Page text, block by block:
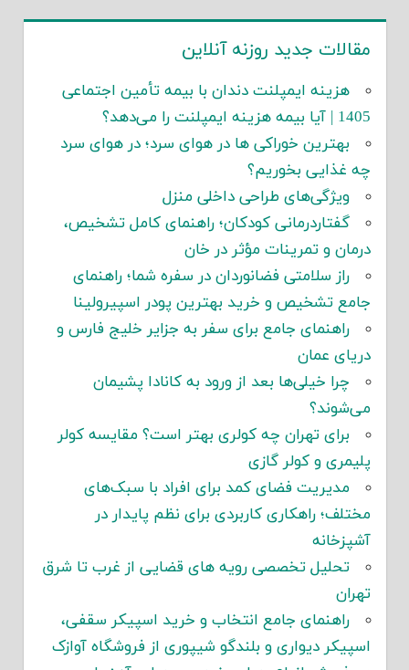
مقالات جدید روزنه آنلاین
هزینه ایمپلنت دندان با بیمه تأمین اجتماعی
1405 | آیا بیمه هزینه ایمپلنت را می‌دهد؟
بهترین خوراکی ها در هوای سرد؛ در هوای سرد
چه غذایی بخوریم؟
ویژگی‌های طراحی داخلی منزل
گفتاردرمانی کودکان؛ راهنمای کامل تشخیص،
درمان و تمرینات مؤثر در خان
راز سلامتی فضانوردان در سفره شما؛ راهنمای
جامع تشخیص و خرید بهترین پودر اسپیرولینا
راهنمای جامع برای سفر به جزایر خلیج فارس و
دریای عمان
چرا خیلی‌ها بعد از ورود به کانادا پشیمان
می‌شوند؟
برای تهران چه کولری بهتر است؟ مقایسه کولر
پلیمری و کولر گازی
مدیریت فضای کمد برای افراد با سبک‌های
مختلف؛ راهکاری کاربردی برای نظم پایدار در
آشپزخانه
تحلیل تخصصی رویه های قضایی از غرب تا شرق
تهران
راهنمای جامع انتخاب و خرید اسپیکر سقفی،
اسپیکر دیواری و بلندگو شیپوری از فروشگاه آوازک